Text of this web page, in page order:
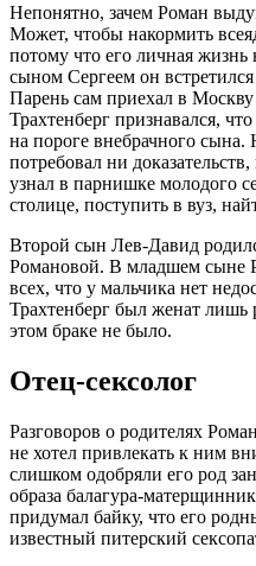
Непонятно, зачем Роман
Может, чтобы накормить
потому что его личная
сыном Сергеем он встретился
Парень сам приехал в Москву
Трахтенберг признавался,
на пороге внебрачного сына.
потребовал ни
узнал в парнишке молодого
столице, поступить в вуз,
Второй сын Лев-Давид
Романовой. В младшем сыне
всех, что у мальчика нет
Трахтенберг был женат лишь
этом браке не было.
Отец-сексолог
Разговоров о родителях
не хотел привлекать к ним
слишком одобряли его род
образа балагура-
придумал байку, что его
известный питерский